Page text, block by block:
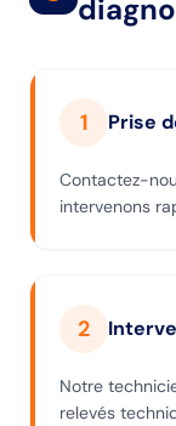
1 Prise
Contactez-
intervenons
2
Notre
relevés